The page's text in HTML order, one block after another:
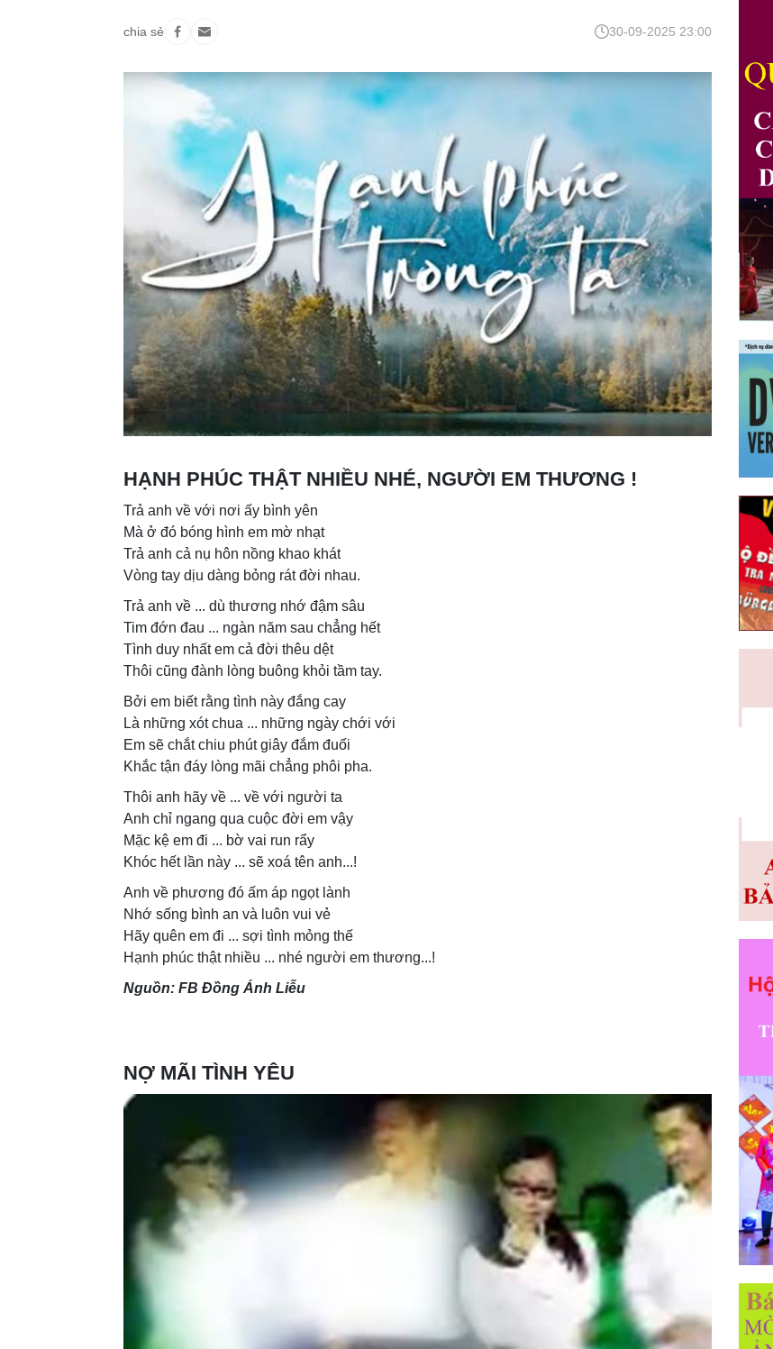
chia sẻ 30-09-2025 23:00
HẠNH PHÚC THẬT NHIỀU NHÉ, NGƯỜI EM THƯƠNG !
Trả anh về với nơi ấy bình yên
Mà ở đó bóng hình em mờ nhạt
Trả anh cả nụ hôn nồng khao khát
Vòng tay dịu dàng bỏng rát đời nhau.
Trả anh về ... dù thương nhớ đậm sâu
Tim đớn đau ... ngàn năm sau chẳng hết
Tình duy nhất em cả đời thêu dệt
Thôi cũng đành lòng buông khỏi tầm tay.
Bởi em biết rằng tình này đắng cay
Là những xót chua ... những ngày chới với
Em sẽ chắt chiu phút giây đắm đuối
Khắc tận đáy lòng mãi chẳng phôi pha.
Thôi anh hãy về ... về với người ta
Anh chỉ ngang qua cuộc đời em vậy
Mặc kệ em đi ... bờ vai run rẩy
Khóc hết lần này ... sẽ xoá tên anh...!
Anh về phương đó ấm áp ngọt lành
Nhớ sống bình an và luôn vui vẻ
Hãy quên em đi ... sợi tình mỏng thế
Hạnh phúc thật nhiều ... nhé người em thương...!
Nguồn: FB Đồng Ánh Liễu
NỢ MÃI TÌNH YÊU